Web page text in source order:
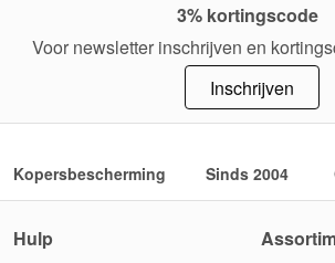
3% kortingscode
Voor newsletter inschrijven en
Inschrijven
Kopersbescherming Sinds 2004
Hulp